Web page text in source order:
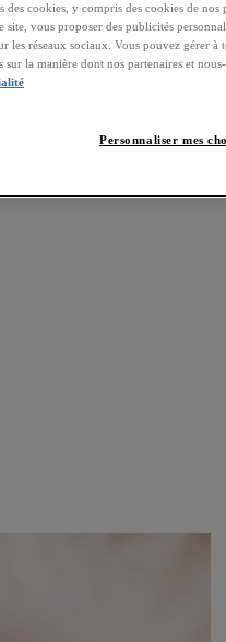
des cookies, y compris des cookies de
site, vous proposer des publicités
les réseaux sociaux. Vous pouvez gérer à
sur la manière dont nos partenaires et
Personnaliser mes